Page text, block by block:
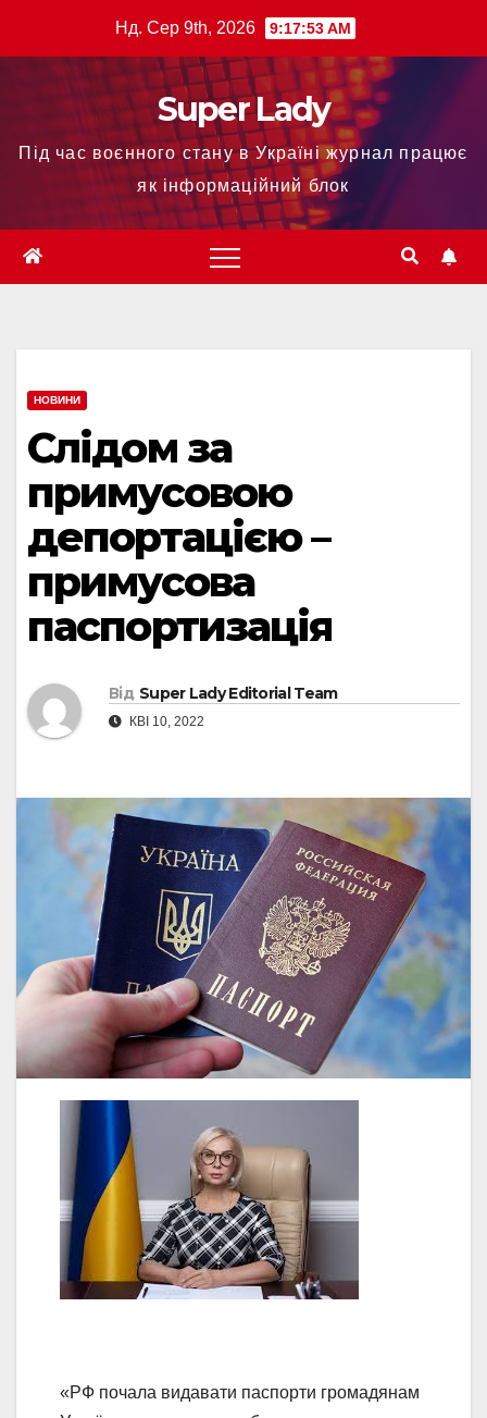
Нд. Сер 9th, 2026 9:17:54 AM
Super Lady
Під час воєнного стану в Україні журнал працює
як інформаційний блок
НОВИНИ
Слідом за
примусовою
депортацією –
примусова
паспортизація
Від Super Lady Editorial Team
КВІ 10, 2022
«РФ почала видавати паспорти громадянам